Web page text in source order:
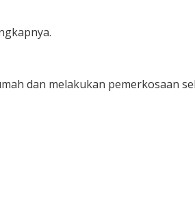
dan melakukan pemerkosaan